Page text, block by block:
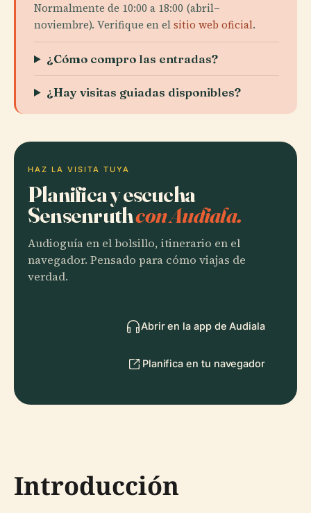
Normalmente de 10:00 a 18:00 (abril–
noviembre). Verifique en elsitio web oficial.
¿Cómo compro las entradas?
¿Hay visitas guiadas disponibles?
HAZ LA VISITA TUYA
Planifica y escucha
Sensenruthcon Audiala.
Audioguía en el bolsillo, itinerario en el
navegador. Pensado para cómo viajas de
verdad.
Abrir en la app de Audiala
Planifica en tu navegador
Introducción